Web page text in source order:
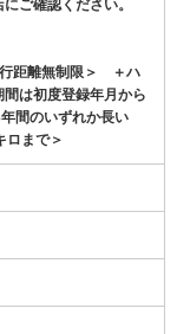
ご確認ください。
距離無制限＞ ＋ハ
は初度登録年月から
間のいずれか長い
ロまで＞